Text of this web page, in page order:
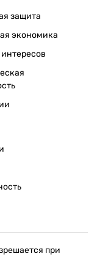
защита
экономика
при